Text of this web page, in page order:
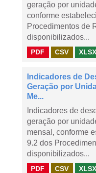
geração por
conforme
Procedimentos de
disponibilizados...
PDF CSV XLSX
Indicadores de
Geração por
Me...
Indicadores de
geração por
mensal, conforme
9.2 dos
disponibilizados...
PDF CSV XLSX